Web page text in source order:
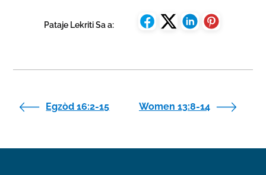
Pataje Lekriti Sa a:
Egzòd 16:2-15 Women 13:8-14